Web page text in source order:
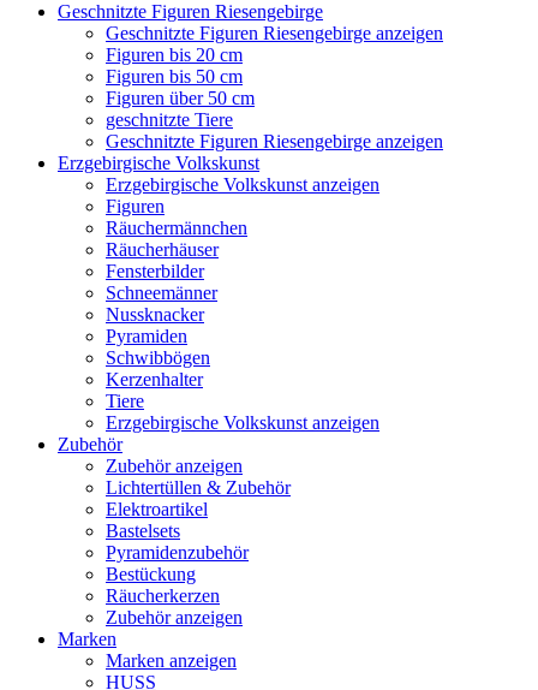
Geschnitzte Figuren Riesengebirge
Geschnitzte Figuren Riesengebirge anzeigen
Figuren bis 20 cm
Figuren bis 50 cm
Figuren über 50 cm
geschnitzte Tiere
Geschnitzte Figuren Riesengebirge anzeigen
Erzgebirgische Volkskunst
Erzgebirgische Volkskunst anzeigen
Figuren
Räuchermännchen
Räucherhäuser
Fensterbilder
Schneemänner
Nussknacker
Pyramiden
Schwibbögen
Kerzenhalter
Tiere
Erzgebirgische Volkskunst anzeigen
Zubehör
Zubehör anzeigen
Lichtertüllen & Zubehör
Elektroartikel
Bastelsets
Pyramidenzubehör
Bestückung
Räucherkerzen
Zubehör anzeigen
Marken
Marken anzeigen
HUSS